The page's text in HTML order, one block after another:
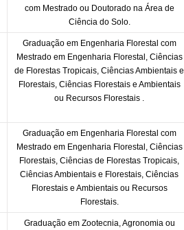
com Mestrado ou Doutorado na Área de
Ciência do Solo.
Graduação em Engenharia Florestal com
Mestrado em Engenharia Florestal, Ciências
de Florestas Tropicais, Ciências Ambientais e
Florestais, Ciências Florestais e Ambientais
ou Recursos Florestais .
Graduação em Engenharia Florestal com
Mestrado em Engenharia Florestal, Ciências
Florestais, Ciências de Florestas Tropicais,
Ciências Ambientais e Florestais, Ciências
Florestais e Ambientais ou Recursos
Florestais.
Graduação em Zootecnia, Agronomia ou